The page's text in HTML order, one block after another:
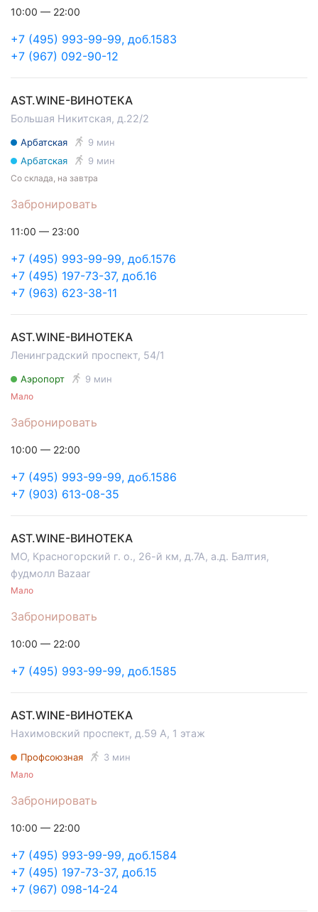
+7 (495) 993-99-99, доб.1583
+7 (967) 092-90-12
10:00 — 22:00
AST.WINE-ВИНОТЕКА
Большая Никитская, д.22/2
Арбатская
9 мин
Арбатская
9 мин
Забронировать
Со склада, на завтра
+7 (495) 993-99-99, доб.1576
+7 (495) 197-73-37, доб.16
+7 (963) 623-38-11
11:00 — 23:00
AST.WINE-ВИНОТЕКА
Ленинградский проспект, 54/1
Аэропорт 9 мин
Забронировать
Мало
+7 (495) 993-99-99, доб.1586
+7 (903) 613-08-35
10:00 — 22:00
AST.WINE-ВИНОТЕКА
МО, Красногорский г. о., 26-й км, д.7А, а.д. Балтия,
фудмолл Bazaar
Забронировать
Мало
+7 (495) 993-99-99, доб.1585
10:00 — 22:00
AST.WINE-ВИНОТЕКА
Нахимовский проспект, д.59 А, 1 этаж
Профсоюзная 3 мин
Забронировать
Мало
+7 (495) 993-99-99, доб.1584
+7 (495) 197-73-37, доб.15
+7 (967) 098-14-24
10:00 — 22:00